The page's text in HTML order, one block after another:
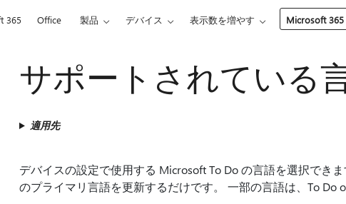
365 Office 製品 デバイス 表示数を増やす Microsoft 365
サポートされている
適用先
デバイスの設定で使用する Microsoft To Do の言語を選択でき
のプライマリ言語を更新するだけです。 一部の言語は、To Do